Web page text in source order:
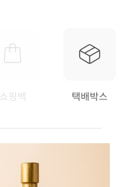
쇼핑백 택배박스